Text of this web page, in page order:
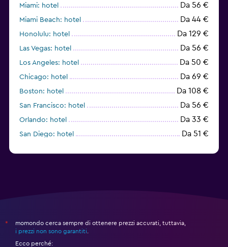
Miami: hotel Da 56 €
Miami Beach: hotel Da 44 €
Honolulu: hotel Da 129 €
Las Vegas: hotel Da 56 €
Los Angeles: hotel Da 50 €
Chicago: hotel Da 69 €
Boston: hotel Da 108 €
San Francisco: hotel Da 56 €
Orlando: hotel Da 33 €
San Diego: hotel Da 51 €
*
momondo cerca sempre di ottenere prezzi accurati, tuttavia,
i prezzi non sono garantiti
Ecco perché: